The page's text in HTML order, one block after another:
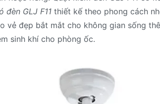
đèn GLJ F11 thiết kế theo phong cách
vẻ đẹp bắt mắt cho không gian sống
sinh khí cho phòng ốc.